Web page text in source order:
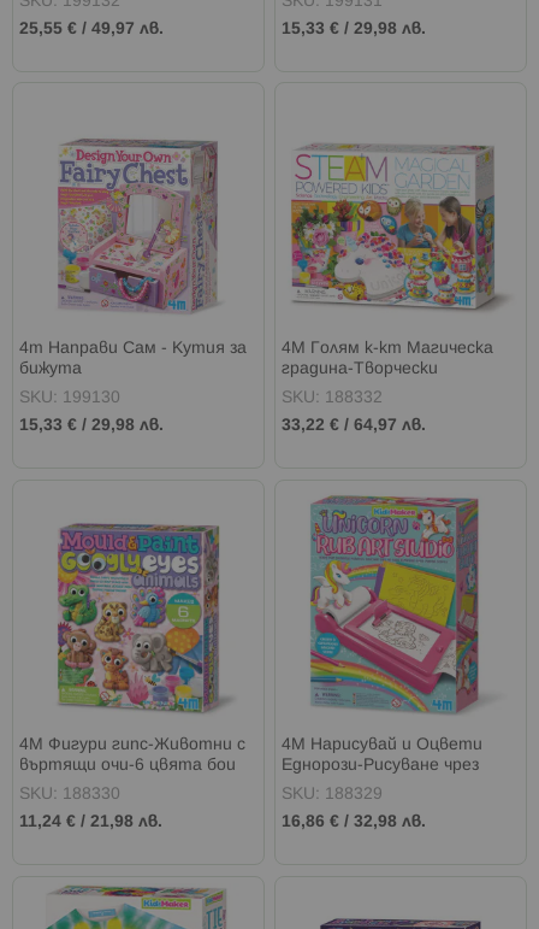
25,55 € / 49,97 лв.
15,33 € /29,98 лв.
4m Направи Сам - Кутия за
бижута
SKU: 199130
15,33 € / 29,98 лв.
4M Голям к-кт Магическа
градина-Творчески
занимания
SKU: 188332
33,22 € /64,97 лв.
4M Фигури гипс-Животни с
въртящи очи-6 цвята бои
SKU: 188330
11,24 € / 21,98 лв.
4M Нарисувай и Оцвети
Еднорози-Рисуване чрез
търкане
SKU: 188329
16,86 € /32,98 лв.